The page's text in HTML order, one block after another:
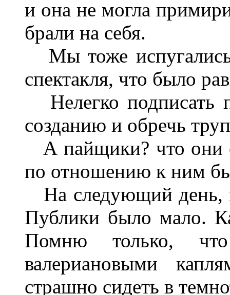
и она не могла
брали на себя.
Мы тоже испугались
спектакля, что было
Нелегко подписать
созданию и обречь
А пайщики? что они
по отношению к ним
На следующий день, в
Публики было мало.
Помню только,
валериановыми
страшно сидеть в